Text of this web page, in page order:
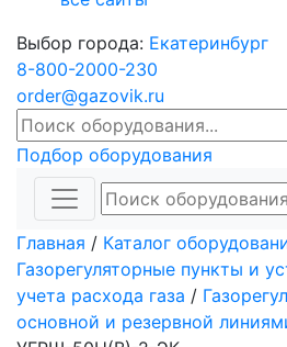
Выбор города: Екатеринбург
8-800-2000-230
order@gazovik.ru
Подбор оборудования
Главная / Каталог
Газорегуляторные пункты и
учета расхода газа /
основной и резервной